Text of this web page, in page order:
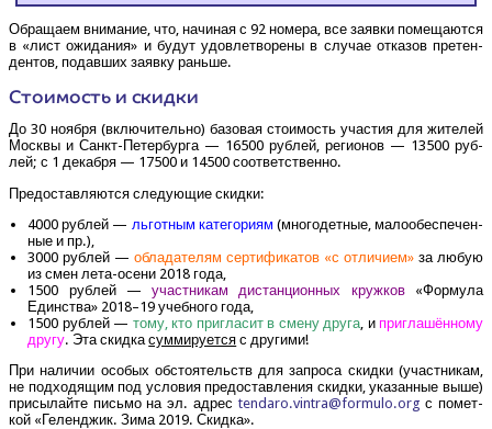
Обра­ща­ем вни­ма­ние, что, начи­ная с 92 номе­ра, все заяв­ки поме­ща­ют­ся
в «лист ожи­да­ния» и будут удо­вле­тво­ре­ны в слу­чае отка­зов пре­тен­
ден­тов, подав­ших заяв­ку раньше.
Сто­и­мость и скидки
До 30 нояб­ря (вклю­чи­тель­но) базо­вая сто­и­мость уча­стия для жите­лей
Моск­вы и Санкт-Петер­бур­га — 16500 руб­лей, реги­о­нов — 13500 руб­
лей; с 1 декаб­ря — 17500 и 14500 соответственно.
Предо­став­ля­ют­ся сле­ду­ю­щие скидки:
4000 руб­лей — льгот­ным кате­го­ри­ям (мно­го­дет­ные, мало­обес­пе­чен­
ные и пр.),
3000 руб­лей —обла­да­те­лям сер­ти­фи­ка­тов «с отли­чи­ем» за любую
из смен лета-осе­ни 2018 года,
1500 руб­лей —участ­ни­кам дистан­ци­он­ных круж­ков«Фор­му­ла
Един­ства» 2018–19 учеб­но­го года,
1500 руб­лей — тому, кто при­гла­сит в сме­ну дру­га , ипри­гла­шён­но­му
дру­гу. Эта скид­касум­ми­ру­ет­ся с другими!
При нали­чии осо­бых обсто­я­тельств для запро­са скид­ки (участ­ни­кам,
не под­хо­дя­щим под усло­вия предо­став­ле­ния скид­ки, ука­зан­ные выше)
при­сы­лай­те пись­мо на эл. адрес tendaro.​vintra@​formulo.​org с помет­
кой «Гелен­джик. Зима 2019. Скидка».